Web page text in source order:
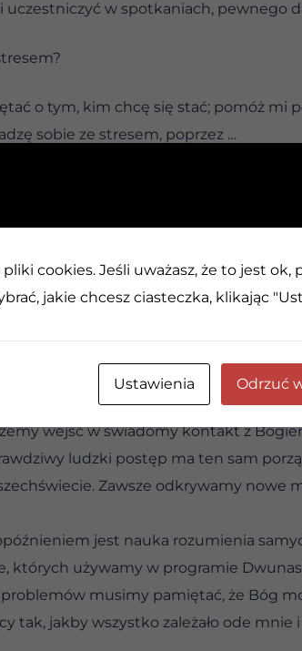
uczestniczyć w spotkaniach, pewnego
o tym, kim chcę się stać; pomóż mi
sobie ze stresem, poprzez …
– droga duchowa
głosi, że „z Bogiem wszystko jest
ale nie żyjemy tak, jakbyśmy wierzyli.
Bóg istnieje poza warunkami i
wejść w świadomy kontakt z
ludzki postęp ma ten sam
Zawsze odkrywamy nowe
jest nauka rozumienia
których używamy w programie
musimy pamiętać, że Bóg
tak, jakby wszystko zależało ode
cookies. Jeśli uważasz, że to jest
jakie chcesz ciasteczka, klikając
Ustawienia Odrzuć